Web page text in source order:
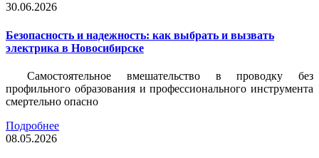
30.06.2026
Безопасность и надежность: как выбрать и вызвать
электрика в Новосибирске
Самостоятельное вмешательство в проводку без
профильного образования и профессионального инструмента
смертельно опасно
Подробнее
08.05.2026